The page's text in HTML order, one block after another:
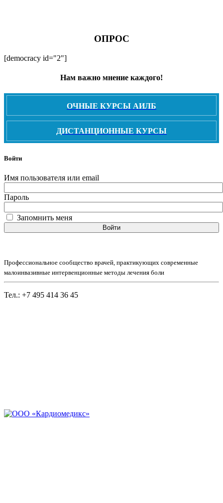
ОПРОС
[democracy id="2"]
Нам важно мнение каждого!
ОЧНЫЕ КУРСЫ АИЛБ
ДИСТАНЦИОННЫЕ КУРСЫ
Войти
Имя пользователя или email
Пароль
Запомнить меня
Войти
Профессиональное сообщество врачей, практикующих современные
малоинвазивные интервенционные методы лечения боли
Тел.: +7 495 414 36 45